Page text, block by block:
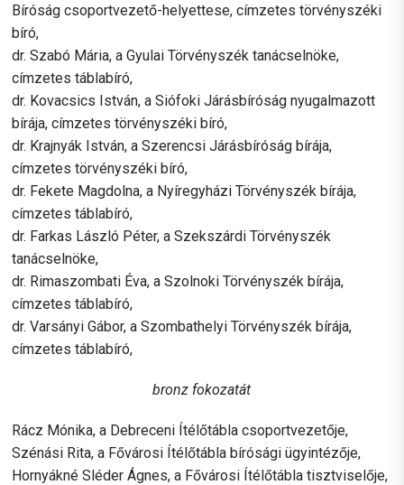
Bíróság csoportvezető-helyettese, címzetes törvényszéki
bíró,
dr. Szabó Mária, a Gyulai Törvényszék tanácselnöke,
címzetes táblabíró,
dr. Kovacsics István, a Siófoki Járásbíróság nyugalmazott
bírája, címzetes törvényszéki bíró,
dr. Krajnyák István, a Szerencsi Járásbíróság bírája,
címzetes törvényszéki bíró,
dr. Fekete Magdolna, a Nyíregyházi Törvényszék bírája,
címzetes táblabíró,
dr. Farkas László Péter, a Szekszárdi Törvényszék
tanácselnöke,
dr. Rimaszombati Éva, a Szolnoki Törvényszék bírája,
címzetes táblabíró,
dr. Varsányi Gábor, a Szombathelyi Törvényszék bírája,
címzetes táblabíró,
bronz fokozatát
Rácz Mónika, a Debreceni Ítélőtábla csoportvezetője,
Szénási Rita, a Fővárosi Ítélőtábla bírósági ügyintézője,
Hornyákné Sléder Ágnes, a Fővárosi Ítélőtábla tisztviselője,